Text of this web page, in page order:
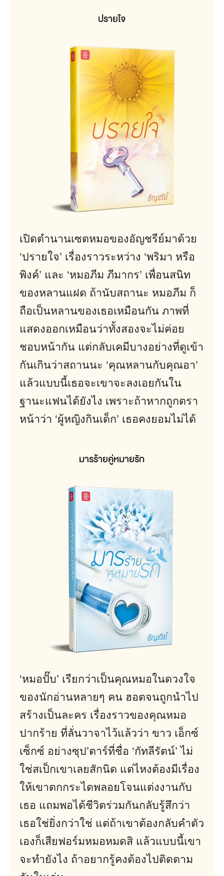
ปรายใจ
เปิดตำนานเซตหมอของอัญชรีย์มาด้วย
‘ปรายใจ’ เรื่องราวระหว่าง ‘พริมา หรือ
พิงค์’ และ ‘หมอภีม ภีมากร’ เพื่อนสนิท
ของหลานแฝด ถ้านับสถานะ หมอภีม ก็
ถือเป็นหลานของเธอเหมือนกัน ภาพที่
แสดงออกเหมือนว่าทั้งสองจะไม่ค่อย
ชอบหน้ากัน แต่กลับเคมีบางอย่างที่ดูเข้า
กันเกินว่าสถานนะ ‘คุณหลานกับคุณอา’
แล้วแบบนี้เธอจะเขาจะลงเอยกันใน
ฐานะแฟนได้ยังไง เพราะถ้าหากถูกตรา
หน้าว่า ‘ผู้หญิงกินเด็ก’ เธอคงยอมไม่ได้
มารร้ายคู่หมายรัก
‘หมอปั๊บ’ เรียกว่าเป็นคุณหมอในดวงใจ
ของนักอ่านหลายๆ คน ฮอตจนถูกนำไป
สร้างเป็นละคร เรื่องราวของคุณหมอ
ปากร้าย ที่ลั่นวาจาไว้แล้วว่า ขาว เอ็กซ์
เซ็กซ์ อย่างซุป’ตาร์ที่ชื่อ ‘กัทลีรัตน์’ ไม่
ใช่สเป็กเขาเลยสักนิด แต่ไหงต้องมีเรื่อง
ให้เขาตกกระไดพลอยโจนแต่งงานกับ
เธอ แถมพอได้ชีวิตร่วมกันกลับรู้สึกว่า
เธอใช่ยิ่งกว่าใช่ แต่ถ้าเขาต้องกลับคำตัว
เองก็เสียฟอร์มหมอหมดสิ แล้วแบบนี้เขา
จะทำยังไง ถ้าอยากรู้คงต้องไปติดตาม